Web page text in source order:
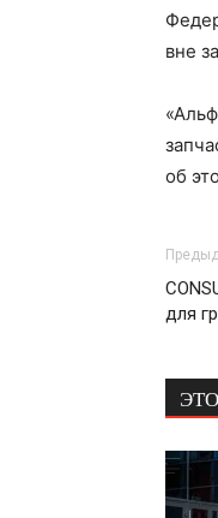
вне
об
для